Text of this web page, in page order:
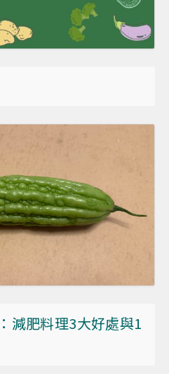
減肥料理3大好處與1